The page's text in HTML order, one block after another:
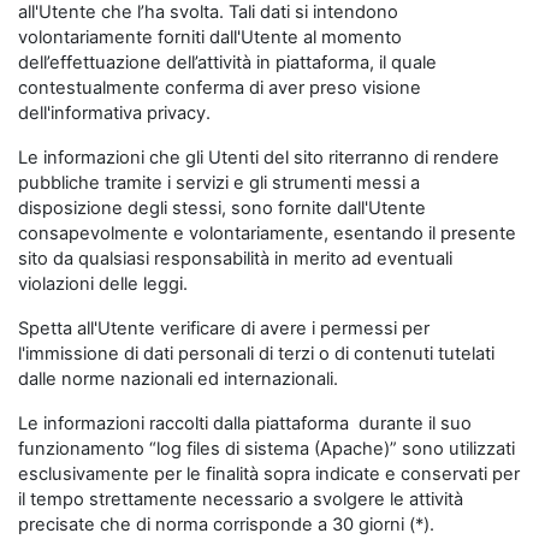
all'Utente che l’ha svolta. Tali dati si intendono
volontariamente forniti dall'Utente al momento
dell’effettuazione dell’attività in piattaforma, il quale
contestualmente conferma di aver preso visione
dell'informativa privacy.
Le informazioni che gli Utenti del sito riterranno di rendere
pubbliche tramite i servizi e gli strumenti messi a
disposizione degli stessi, sono fornite dall'Utente
consapevolmente e volontariamente, esentando il presente
sito da qualsiasi responsabilità in merito ad eventuali
violazioni delle leggi.
Spetta all'Utente verificare di avere i permessi per
l'immissione di dati personali di terzi o di contenuti tutelati
dalle norme nazionali ed internazionali.
Le informazioni raccolti dalla piattaforma durante il suo
funzionamento “log files di sistema (Apache)” sono utilizzati
esclusivamente per le finalità sopra indicate e conservati per
il tempo strettamente necessario a svolgere le attività
precisate che di norma corrisponde a 30 giorni (*).